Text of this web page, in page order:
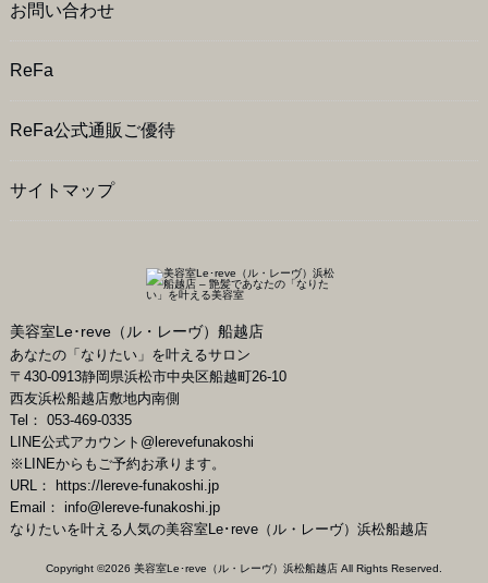
お問い合わせ
ReFa
ReFa公式通販ご優待
サイトマップ
美容室Le･reve（ル・レーヴ）船越店
あなたの「なりたい」を叶えるサロン
〒 430-0913静岡県浜松市中央区船越町26-10
西友浜松船越店敷地内南側
Tel： 053-469-0335
LINE公式アカウント @lerevefunakoshi
※LINEからもご予約お承ります。
URL：
https://lereve-funakoshi.jp
Email： info@lereve-funakoshi.jp
なりたいを叶える人気の美容室Le･reve（ル・レーヴ）浜松船越店
Copyright ©2026 美容室Le･reve（ル・レーヴ）浜松船越店 All Rights Reserved.